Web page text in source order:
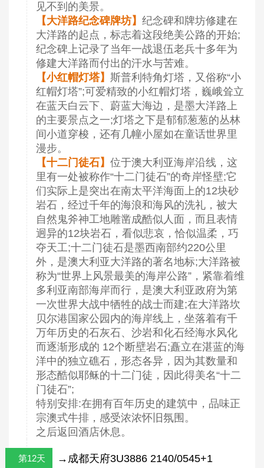
见不到的美景。
【大洋路纪念碑牌坊】 纪念碑和牌坊修建在
大洋路的起点，标志着这段绝美公路的开始;
纪念碑上记录了当年一战退伍老兵十多年为
修建大洋路而付出的汗水与苦难。
【小红帽灯塔】 斯普利特角灯塔，又俗称“小
红帽灯塔”;可爱精致的小红帽灯塔，巍峨耸立
在蓝天白云下、蔚蓝大海边，是墨大洋路上
的主要景点之一;灯塔之下是郁郁葱葱的丛林
间小道穿梭，还有几幢小屋如在童话世界里
漫步。
【十二门徒石】 位于澳大利亚海岸沿线，这
里有一处被称作“十二门徒石”的奇岸怪壁;它
们实际上是突出在南太平洋海面上的12块砂
岩石，经过千年的海浪和海风的洗礼，被大
自然鬼斧神工地雕凿成酷似人面，而且表情
迥异的12块岩石，看似悲哀，恰似温柔，巧
夺天工;十二门徒石是墨西南部约220公里
外，是澳大利亚大洋路的著名地标;大洋路被
称为“世界上风景最美的海岸公路”，紧靠着维
多利亚南部海岸而行，是澳大利亚政府为第
一次世界大战中牺牲的战士而建;在大洋路坎
贝尔港国家公园内的海岸线上，坐落着有千
万年历史的石灰石、沙岩和化石经海水风化
而逐渐形成的 12个断壁岩石;矗立在湛蓝的海
洋中的独立礁石，形态各异，因为其数量和
形态酷似耶稣的十二门徒，因此得美名“十二
门徒石”;
特别安排:在拥有百年历史的建筑中，品味正
宗澳式牛排，感受浓浓怀旧氛围。
之后返回酒店休息。
第12天 →成都天府3U3886 2140/0545+1